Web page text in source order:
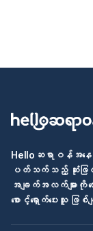
Helloဆရာဝန်အနေဖ
ပတ်သက်သည့် ဆုံးဖြတ်ခ
အချက်အလက်များကို ထ
စောင့်ရှောက်ပေးသူ ဖ